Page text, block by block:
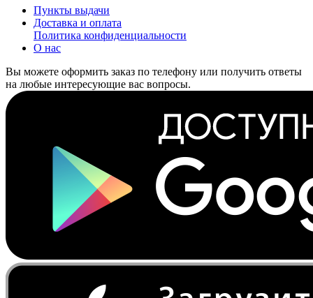
Пункты выдачи
Доставка и оплата
Политика конфиденциальности
О нас
Вы можете оформить заказ по телефону или получить ответы
на любые интересующие вас вопросы.